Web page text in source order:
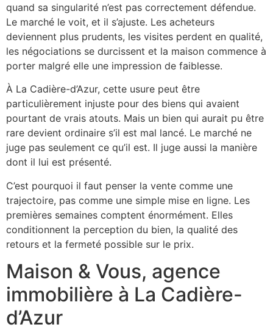
quand sa singularité n’est pas correctement défendue.
Le marché le voit, et il s’ajuste. Les acheteurs
deviennent plus prudents, les visites perdent en qualité,
les négociations se durcissent et la maison commence à
porter malgré elle une impression de faiblesse.
À La Cadière-d’Azur, cette usure peut être
particulièrement injuste pour des biens qui avaient
pourtant de vrais atouts. Mais un bien qui aurait pu être
rare devient ordinaire s’il est mal lancé. Le marché ne
juge pas seulement ce qu’il est. Il juge aussi la manière
dont il lui est présenté.
C’est pourquoi il faut penser la vente comme une
trajectoire, pas comme une simple mise en ligne. Les
premières semaines comptent énormément. Elles
conditionnent la perception du bien, la qualité des
retours et la fermeté possible sur le prix.
Maison & Vous, agence
immobilière à La Cadière-
d’Azur